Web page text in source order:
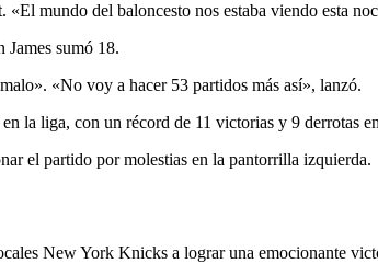
mundo del baloncesto nos estaba viendo esta
sumó 18.
«No voy a hacer 53 partidos más así», lanzó.
la liga, con un récord de 11 victorias y 9 derrotas
el partido por molestias en la pantorrilla izquierda.
New York Knicks a lograr una emocionante